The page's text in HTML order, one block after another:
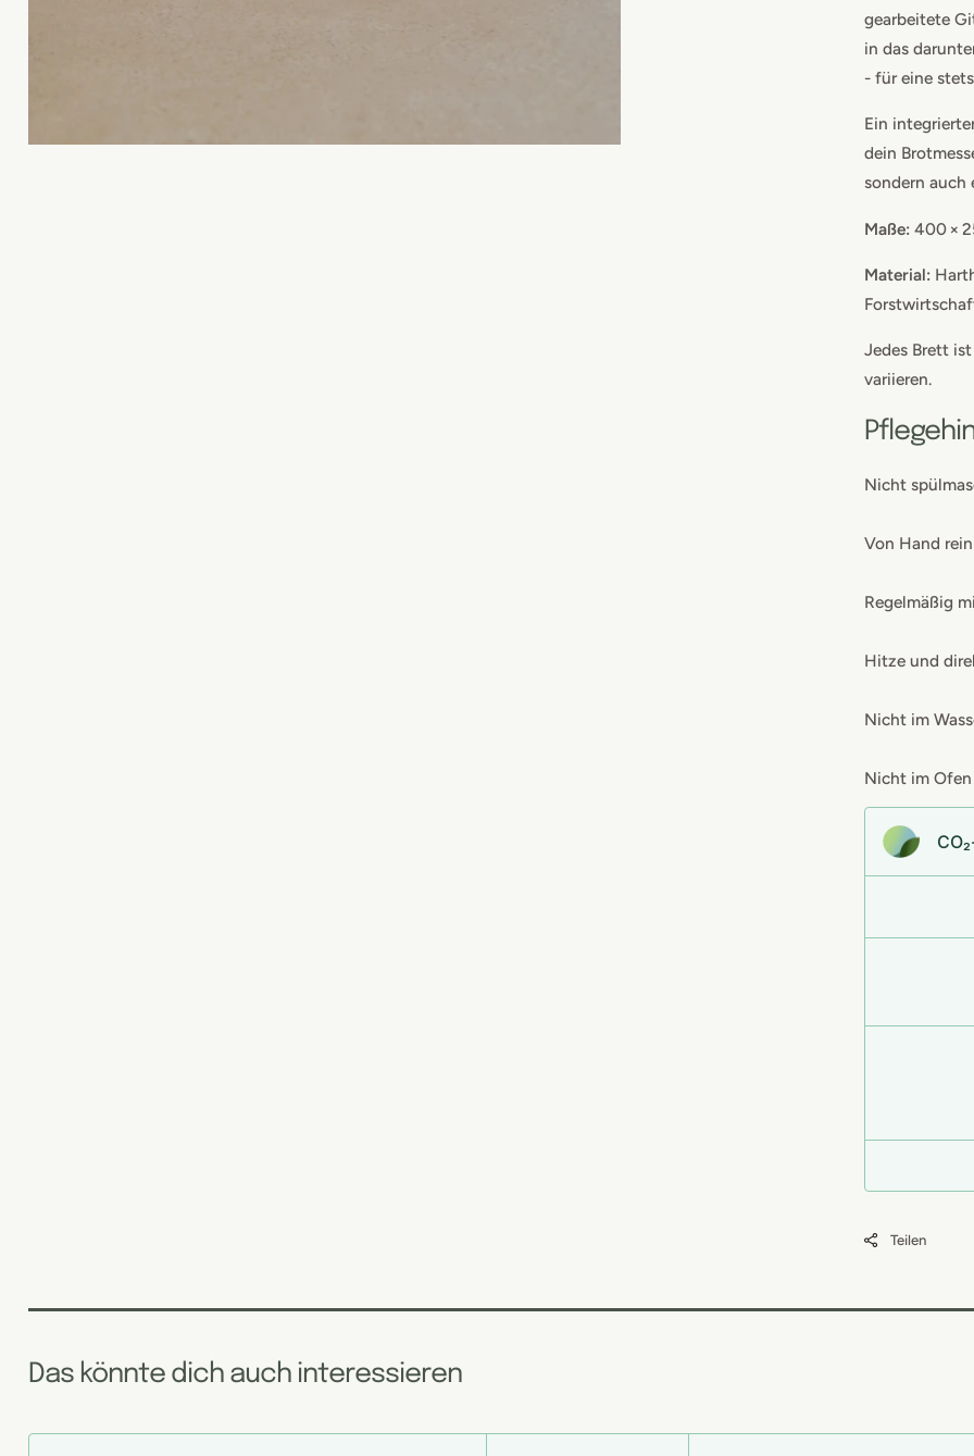
gearbeitete
in das
- für eine
Ein
dein
sondern auch
Maße: 400 ×
Material:
Jedes Brett
variieren.
Nicht
Von Hand
Regelmäßig
Hitze und
Nicht im
Nicht im
Teilen
Das könnte dich auch interessieren